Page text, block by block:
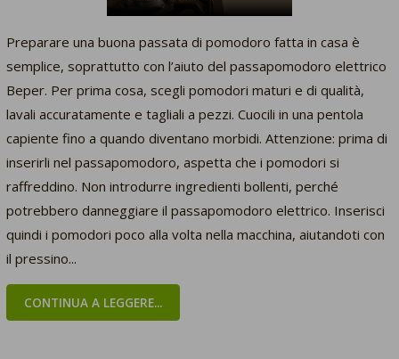
Preparare una buona passata di pomodoro fatta in casa è
semplice, soprattutto con l’aiuto del passapomodoro elettrico
Beper. Per prima cosa, scegli pomodori maturi e di qualità,
lavali accuratamente e tagliali a pezzi. Cuocili in una pentola
capiente fino a quando diventano morbidi. Attenzione: prima di
inserirli nel passapomodoro, aspetta che i pomodori si
raffreddino. Non introdurre ingredienti bollenti, perché
potrebbero danneggiare il passapomodoro elettrico. Inserisci
quindi i pomodori poco alla volta nella macchina, aiutandoti con
il pressino...
CONTINUA A LEGGERE...